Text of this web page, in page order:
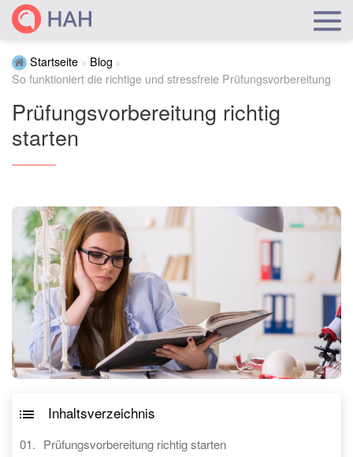
Startseite
Blog
So funktioniert die richtige und stressfreie Prüfungsvorbereitung
Prüfungsvorbereitung richtig
starten
Inhaltsverzeichnis
Prüfungsvorbereitung richtig starten